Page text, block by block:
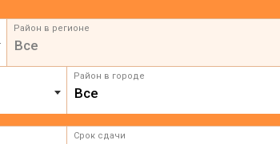
Район в регионе
Все
Район в городе
Все
Срок сдачи